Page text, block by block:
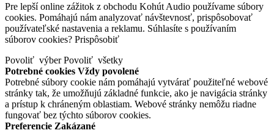
Pre lepší online zážitok z obchodu Kohút Audio používame súbory
cookies. Pomáhajú nám analyzovať návštevnosť, prispôsobovať
používateľské nastavenia a reklamu. Súhlasíte s používaním
súborov cookies? Prispôsobiť
Povoliť výberPovoliť všetky
Potrebné cookies Vždy povolené
Potrebné súbory cookie nám pomáhajú vytvárať použiteľné webové
stránky tak, že umožňujú základné funkcie, ako je navigácia stránky
a prístup k chráneným oblastiam. Webové stránky nemôžu riadne
fungovať bez týchto súborov cookies.
Preferencie Zakázané